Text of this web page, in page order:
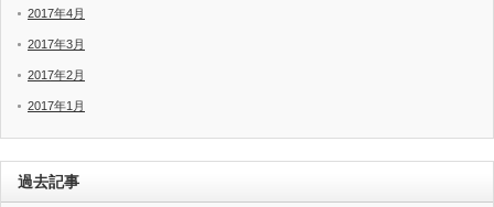
2017年4月
2017年3月
2017年2月
2017年1月
過去記事